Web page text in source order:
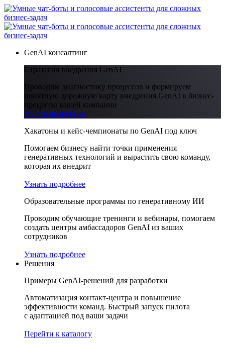
GenAI консалтинг
Стратегия внедрения GenAI
Проводим диагностику процессов и формируем
понятную дорожную карту внедрения GenAI в бизнес-
процессы вашей компании
Узнать подробнее
Хакатоны и кейс-чемпионаты по GenAI под ключ
Помогаем бизнесу найти точки применения
генеративных технологий и вырастить свою команду,
которая их внедрит
Узнать подробнее
Образовательные программы по генеративному ИИ
Проводим обучающие тренинги и вебинары, помогаем
создать центры амбассадоров GenAI из ваших
сотрудников
Узнать подробнее
Решения
Примеры GenAI-решений для разработки
Автоматизация контакт-центра и повышение
эффективности команд. Быстрый запуск пилота
с адаптацией под ваши задачи
Перейти к каталогу